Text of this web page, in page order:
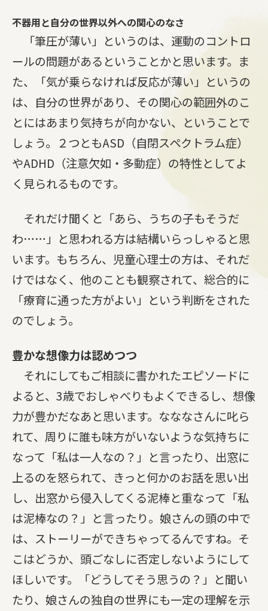
不器用と自分の世界以外への関心のなさ
「筆圧が薄い」というのは、運動のコントロ
ールの問題があるということかと思います。ま
た、「気が乗らなければ反応が薄い」というの
は、自分の世界があり、その関心の範囲外のこ
とにはあまり気持ちが向かない、ということで
しょう。２つともASD（自閉スペクトラム症）
やADHD（注意欠如・多動症）の特性としてよ
く見られるものです。
それだけ聞くと「あら、うちの子もそうだ
わ……」と思われる方は結構いらっしゃると思
います。もちろん、児童心理士の方は、それだ
けではなく、他のことも観察されて、総合的に
「療育に通った方がよい」という判断をされた
のでしょう。
豊かな想像力は認めつつ
それにしてもご相談に書かれたエピソードに
よると、3歳でおしゃべりもよくできるし、想像
力が豊かだなあと思います。なななさんに叱ら
れて、周りに誰も味方がいないような気持ちに
なって「私は一人なの？」と言ったり、出窓に
上るのを怒られて、きっと何かのお話を思い出
し、出窓から侵入してくる泥棒と重なって「私
は泥棒なの？」と言ったり。娘さんの頭の中で
は、ストーリーができちゃってるんですね。そ
こはどうか、頭ごなしに否定しないようにして
ほしいです。「どうしてそう思うの？」と聞い
たり、娘さんの独自の世界にも一定の理解を示